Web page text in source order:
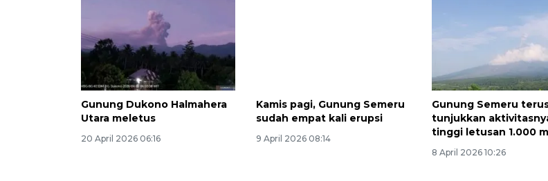
Gunung Dukono Halmahera
Utara meletus
20 April 2026 06:16
Kamis pagi, Gunung Semeru
sudah empat kali erupsi
9 April 2026 08:14
Gunung Semeru
tunjukkan
tinggi letusan 1.000
8 April 2026 10:26